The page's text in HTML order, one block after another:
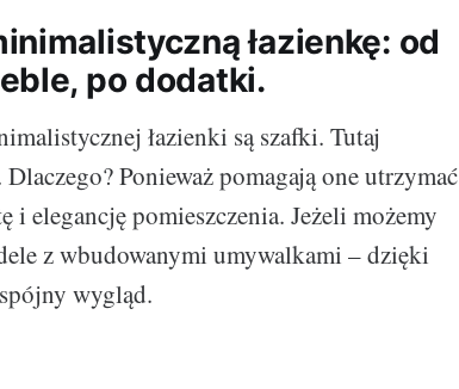
łazienkę: od
po dodatki.
łazienki są szafki. Tutaj
Dlaczego? Ponieważ pomagają one utrzymać
i elegancję pomieszczenia. Jeżeli możemy
z wbudowanymi umywalkami – dzięki
wygląd.